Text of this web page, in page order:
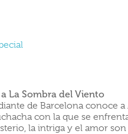
La Sombra del Viento
de Barcelona conoce a
con la que se
la intriga y el amor